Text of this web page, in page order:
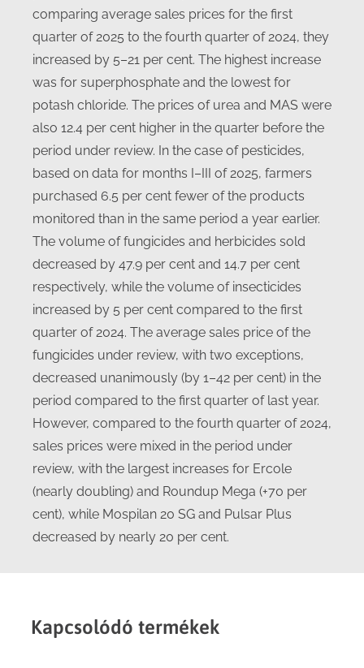
comparing average sales prices for the first
quarter of 2025 to the fourth quarter of 2024, they
increased by 5–21 per cent. The highest increase
was for superphosphate and the lowest for
potash chloride. The prices of urea and MAS were
also 12.4 per cent higher in the quarter before the
period under review. In the case of pesticides,
based on data for months I–III of 2025, farmers
purchased 6.5 per cent fewer of the products
monitored than in the same period a year earlier.
The volume of fungicides and herbicides sold
decreased by 47.9 per cent and 14.7 per cent
respectively, while the volume of insecticides
increased by 5 per cent compared to the first
quarter of 2024. The average sales price of the
fungicides under review, with two exceptions,
decreased unanimously (by 1–42 per cent) in the
period compared to the first quarter of last year.
However, compared to the fourth quarter of 2024,
sales prices were mixed in the period under
review, with the largest increases for Ercole
(nearly doubling) and Roundup Mega (+70 per
cent), while Mospilan 20 SG and Pulsar Plus
decreased by nearly 20 per cent.
Kapcsolódó termékek